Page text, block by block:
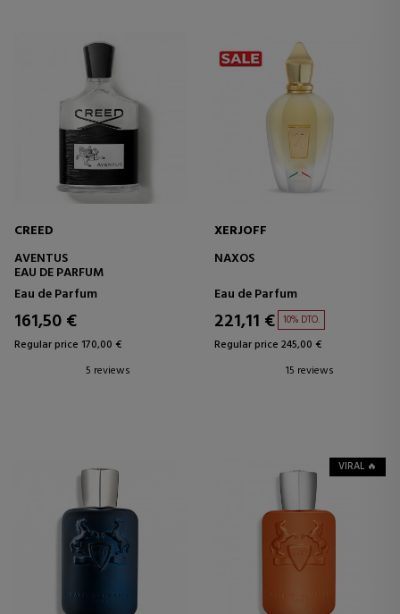
CREED
AVENTUS
EAU DE PARFUM
Eau de Parfum
161,50 €
Regular price 170,00 €
5 reviews
XERJOFF
NAXOS
Eau de Parfum
221,11 € 10% DTO.
Regular price 245,00 €
15 reviews
VIRAL 🔥